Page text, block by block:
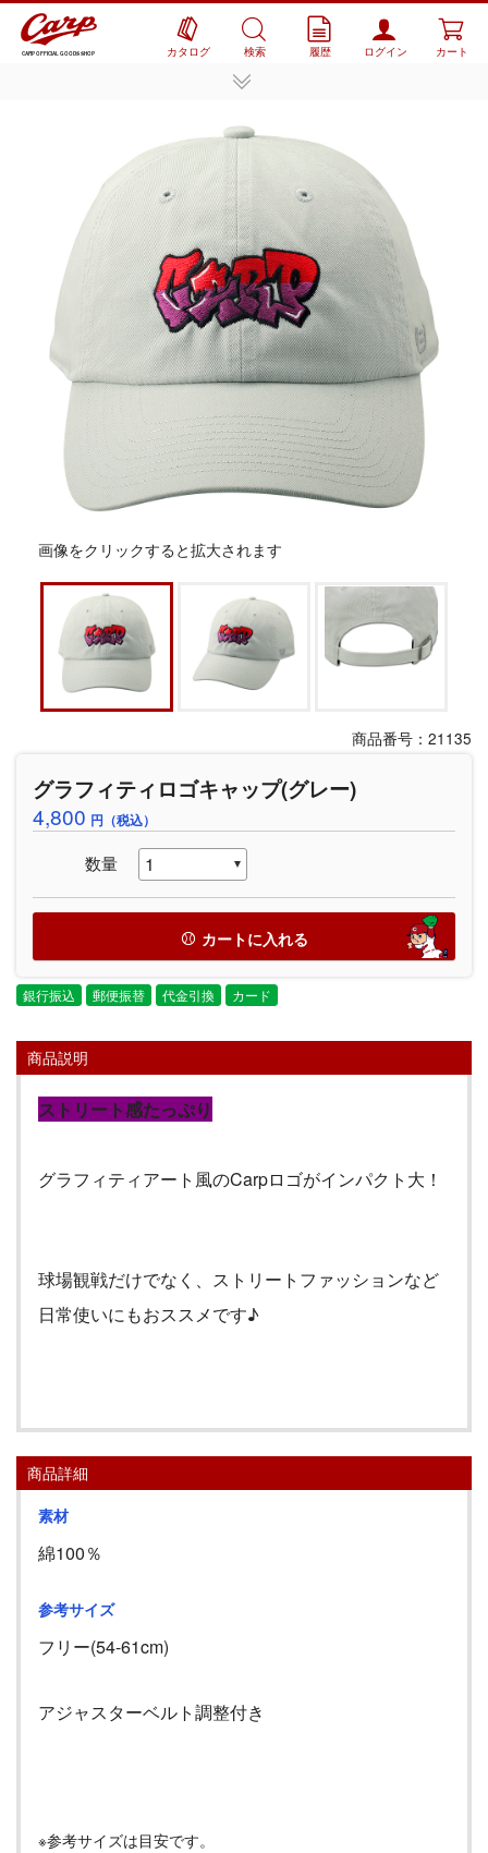
CARP OFFICIAL GOODS SHOP カタログ 検索 履歴 ログイン カート
画像をクリックすると拡大されます
商品番号：21135
グラフィティロゴキャップ(グレー)
4,800 円（税込）
数量
カートに入れる
銀行振込 郵便振替 代金引換 カード
商品説明
ストリート感たっぷり
グラフィティアート風のCarpロゴがインパクト大！
球場観戦だけでなく、ストリートファッションなど
日常使いにもおススメです♪
商品詳細
素材
綿100％
参考サイズ
フリー(54-61cm)
アジャスターベルト調整付き
※参考サイズは目安です。